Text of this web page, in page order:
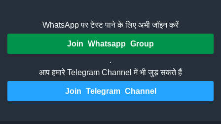
WhatsApp पर टेस्ट पाने के लिए अभी जॉइन करें
Join Whatsapp Group
.
आप हमारे Telegram Channel में भी जुड़ सकते हैं
Join Telegram Channel